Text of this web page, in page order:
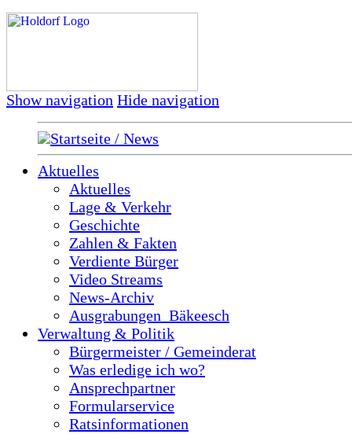
Show navigation Hide navigation
Startseite / News
Aktuelles
Aktuelles
Lage & Verkehr
Geschichte
Zahlen & Fakten
Verdiente Bürger
Video Streams
News-Archiv
Ausgrabungen_Bäkeesch
Verwaltung & Politik
Bürgermeister / Gemeinderat
Was erledige ich wo?
Ansprechpartner
Formularservice
Ratsinformationen